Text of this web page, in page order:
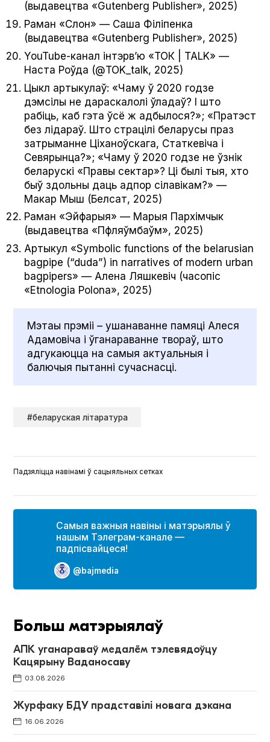
(выдавецтва «Guten­berg Pub­lish­er», 2025)
Раман «Слон» — Саша Філіпенка
(выдавецтва «Guten­berg Pub­lish­er», 2025)
YouTube-канал інтэрв’ю «ТОК | TALK» —
Наста Роўда (@TOK_talk, 2025)
Цыкл артыкулаў: «Чаму ў 2020 годзе
дэмсілы не дараскалолі ўладаў? І што
рабіць, каб гэта ўсё ж адбылося?»; «Пратэст
без лідараў. Што страцілі беларусы праз
затрыманне Ціханоўскага, Статкевіча і
Севярынца?»; «Чаму ў 2020 годзе не ўзнік
беларускі «Правы сектар»? Ці былі тыя, хто
быў здольны даць адпор сілавікам?» —
Макар Мыш (Белсат, 2025)
Раман «Эйфарыя» — Марыя Пархімчык
(выдавецтва «Пфляўмбаўм», 2025)
Артыкул «Sym­bol­ic func­tions of the belaru­sian
bag­pipe (“duda”) in nar­ra­tives of mod­ern urban
bag­pipers» — Алена Ляшкевіч (часопіс
«Etnolo­gia Polona», 2025)
Мэтаы прэміі – ушанаванне памяці Алеся
Адамовіча і ўганараванне твораў, што
адгукаюцца на самыя актуальныя і
балючыя пытанні сучаснасці.
#беларуская літаратура
Падзяліцца навінамі ў сацыяльных сетках
Самыя важныя навіны і матэрыялы ў
нашым Тэлеграм-канале —
падпісвайцеся!
@bajmedia
Больш матэрыялаў
АПК уганараваў медалём тэлевядоўцу
Кацярыну Ваданосаву
03.08.2026
Журфаку БДУ прадставілі новага дэкана
16.06.2026